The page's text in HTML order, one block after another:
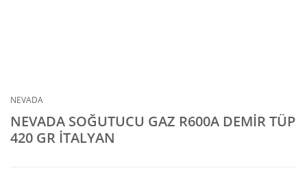
NEVADA
NEVADA SOĞUTUCU GAZ R600A DEMİR TÜP
420 GR İTALYAN